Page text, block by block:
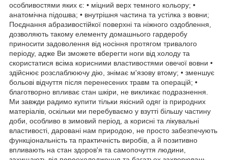
особливостями яких є: • міцний верх темного кольору; •
анатомічна підошва; • внутрішня частина та устілка з вовни;
Поєднання абразивостійкої поверхні та ніжного оздоблення,
дозволяють такому елементу домашнього гардеробу
приносити задоволення від носіння протягом тривалого
періоду, адже Ви зможете вберегти ноги від холоду та
скористатися всіма корисними властивостями овечої вовни •
здійснює розслаблюючу дію, знімає м'язову втому; • зменшує
больові відчуття після перенесених травм та операцій; •
благотворно впливає стан шкіри, не викликає подразнення.
Ми завжди радимо купити тільки якісний одяг із природних
матеріалів, оскільки ми перебуваємо у взутті більшу частину
доби, особливо в зимовий період, а корисні та лікувальні
властивості, даровані нам природою, не просто забезпечують
функціональність та практичність виробів, а й позитивно
впливають на стан здоров'я та самопочуття людини,